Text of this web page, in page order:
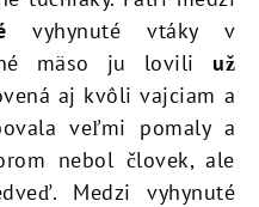
vyhynuté vtáky v
mäso ju lovili už
aj kvôli vajciam a
veľmi pomaly a
nebol človek, ale
Medzi vyhynuté